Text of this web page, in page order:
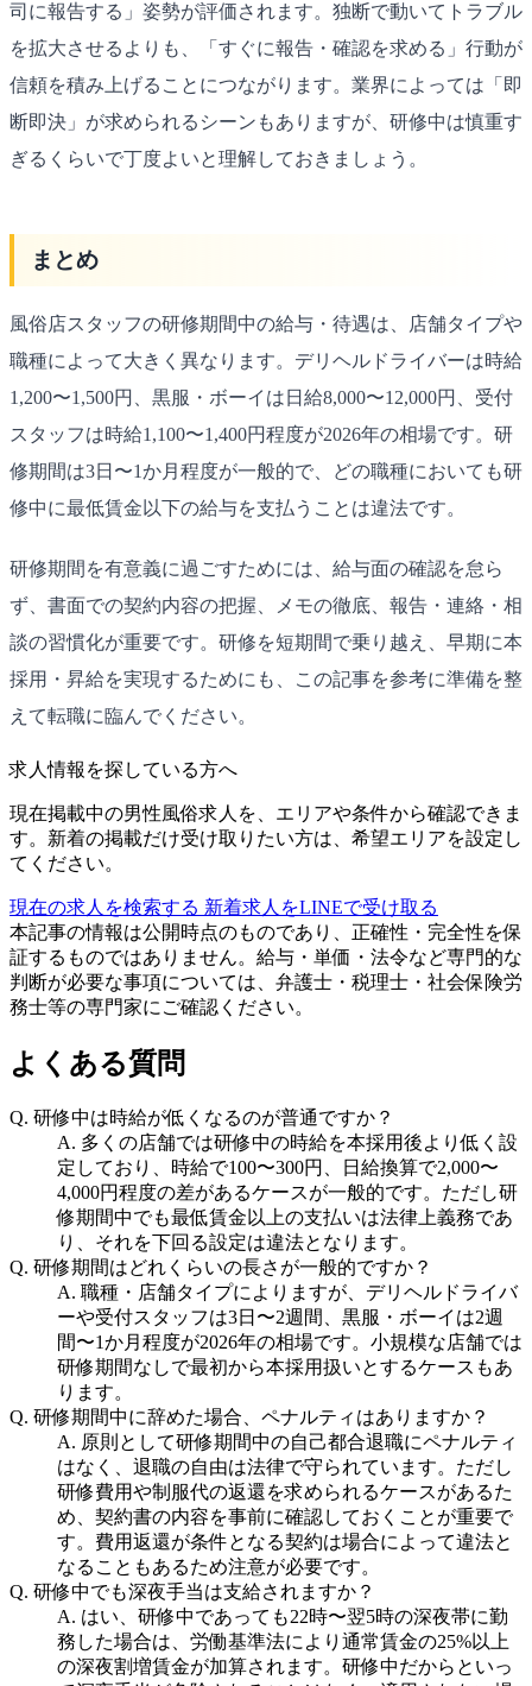
司に報告する」姿勢が評価されます。独断で動いてトラブル
を拡大させるよりも、「すぐに報告・確認を求める」行動が
信頼を積み上げることにつながります。業界によっては「即
断即決」が求められるシーンもありますが、研修中は慎重す
ぎるくらいで丁度よいと理解しておきましょう。
まとめ
風俗店スタッフの研修期間中の給与・待遇は、店舗タイプや
職種によって大きく異なります。デリヘルドライバーは時給
1,200〜1,500円、黒服・ボーイは日給8,000〜12,000円、受付
スタッフは時給1,100〜1,400円程度が2026年の相場です。研
修期間は3日〜1か月程度が一般的で、どの職種においても研
修中に最低賃金以下の給与を支払うことは違法です。
研修期間を有意義に過ごすためには、給与面の確認を怠ら
ず、書面での契約内容の把握、メモの徹底、報告・連絡・相
談の習慣化が重要です。研修を短期間で乗り越え、早期に本
採用・昇給を実現するためにも、この記事を参考に準備を整
えて転職に臨んでください。
求人情報を探している方へ
現在掲載中の男性風俗求人を、エリアや条件から確認できま
す。新着の掲載だけ受け取りたい方は、希望エリアを設定し
てください。
現在の求人を検索する 新着求人をLINEで受け取る
本記事の情報は公開時点のものであり、正確性・完全性を保
証するものではありません。給与・単価・法令など専門的な
判断が必要な事項については、弁護士・税理士・社会保険労
務士等の専門家にご確認ください。
よくある質問
Q. 研修中は時給が低くなるのが普通ですか？
A. 多くの店舗では研修中の時給を本採用後より低く設
定しており、時給で100〜300円、日給換算で2,000〜
4,000円程度の差があるケースが一般的です。ただし研
修期間中でも最低賃金以上の支払いは法律上義務であ
り、それを下回る設定は違法となります。
Q. 研修期間はどれくらいの長さが一般的ですか？
A. 職種・店舗タイプによりますが、デリヘルドライバ
ーや受付スタッフは3日〜2週間、黒服・ボーイは2週
間〜1か月程度が2026年の相場です。小規模な店舗では
研修期間なしで最初から本採用扱いとするケースもあ
ります。
Q. 研修期間中に辞めた場合、ペナルティはありますか？
A. 原則として研修期間中の自己都合退職にペナルティ
はなく、退職の自由は法律で守られています。ただし
研修費用や制服代の返還を求められるケースがあるた
め、契約書の内容を事前に確認しておくことが重要で
す。費用返還が条件となる契約は場合によって違法と
なることもあるため注意が必要です。
Q. 研修中でも深夜手当は支給されますか？
A. はい、研修中であっても22時〜翌5時の深夜帯に勤
務した場合は、労働基準法により通常賃金の25%以上
の深夜割増賃金が加算されます。研修中だからといっ